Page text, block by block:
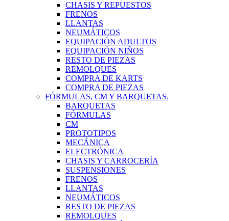
CHASIS Y REPUESTOS
FRENOS
LLANTAS
NEUMÁTICOS
EQUIPACIÓN ADULTOS
EQUIPACIÓN NIÑOS
RESTO DE PIEZAS
REMOLQUES
COMPRA DE KARTS
COMPRA DE PIEZAS
FÓRMULAS, CM Y BARQUETAS.
BARQUETAS
FÓRMULAS
CM
PROTOTIPOS
MECÁNICA
ELECTRÓNICA
CHASIS Y CARROCERÍA
SUSPENSIONES
FRENOS
LLANTAS
NEUMÁTICOS
RESTO DE PIEZAS
REMOLQUES